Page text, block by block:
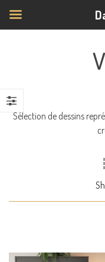
Sélection de dessins